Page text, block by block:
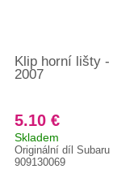
Klip horní lišty
2007
5.10 €
Skladem
Originální díl Subaru
909130069